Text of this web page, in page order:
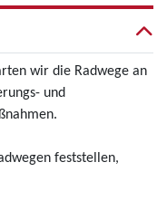
wir die Radwege an
und
feststellen,